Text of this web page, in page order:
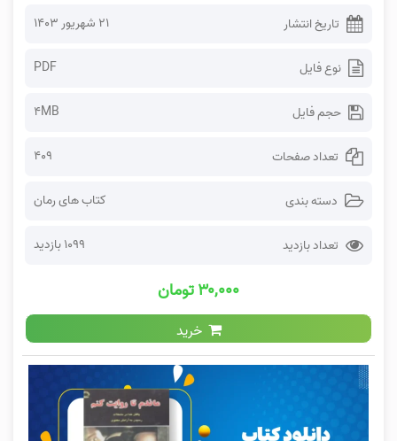
تاریخ انتشار ۲۱ شهریور ۱۴۰۳
نوع فایل PDF
حجم فایل 4MB
تعداد صفحات 409
دسته بندی کتاب های رمان
تعداد بازدید 1099 بازدید
۳۰,۰۰۰ تومان
خرید